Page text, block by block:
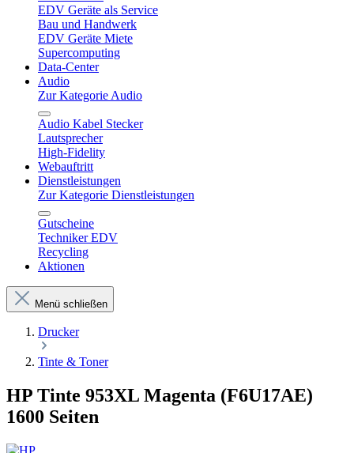
EDV Geräte als Service
Bau und Handwerk
EDV Geräte Miete
Supercomputing
Data-Center
Audio
Zur Kategorie Audio
Audio Kabel Stecker
Lautsprecher
High-Fidelity
Webauftritt
Dienstleistungen
Zur Kategorie Dienstleistungen
Gutscheine
Techniker EDV
Recycling
Aktionen
Menü schließen
Drucker
Tinte & Toner
HP Tinte 953XL Magenta (F6U17AE)
1600 Seiten